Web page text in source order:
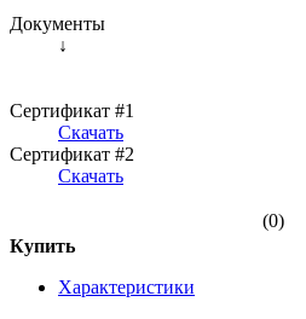
Документы
↓
Сертификат #1
Скачать
Сертификат #2
Скачать
(0)
Купить
Характеристики